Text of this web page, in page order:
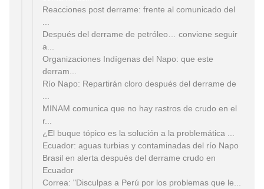
Reacciones post derrame: frente al comunicado del
Después del derrame de petróleo… conviene seguir
a...
Organizaciones Indígenas del Napo: que este
derram...
Río Napo: Repartirán cloro después del derrame de
MINAM comunica que no hay rastros de crudo en el
r...
¿El buque tópico es la solución a la problemática ...
Ecuador: aguas turbias y contaminadas del río Napo
Brasil en alerta después del derrame crudo en
Ecuador
Correa: "Disculpas a Perú por los problemas que le...